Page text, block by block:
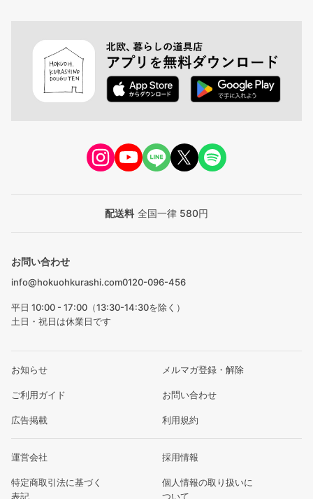
配送料 全国一律 580円
お問い合わせ
info@hokuohkurashi.com0120-096-456
平日 10:00 - 17:00（13:30-14:30を除く）
土日・祝日は休業日です
お知らせ メルマガ登録・解除
ご利用ガイド お問い合わせ
広告掲載 利用規約
運営会社 採用情報
特定商取引法に基づく
表記
個人情報の取り扱いに
ついて